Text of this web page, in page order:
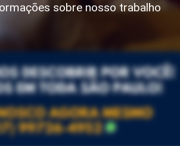
sobre nosso trabalho